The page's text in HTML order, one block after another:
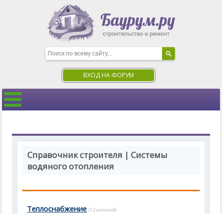
ВХОД НА ФОРУМ
Справочник строителя | Системы
водяного отопления
Теплоснабжение (12 записей)